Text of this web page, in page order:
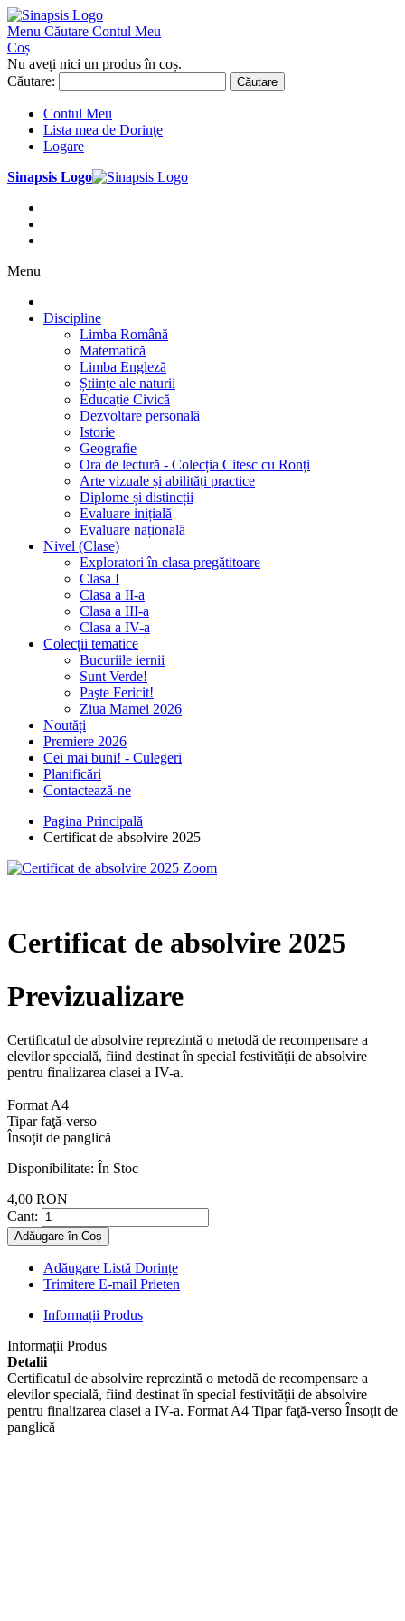
Menu Căutare Contul Meu
Coș
Nu aveți nici un produs în coș.
Căutare:
Căutare
Contul Meu
Lista mea de Dorinţe
Logare
Sinapsis Logo
Menu
Discipline
Limba Română
Matematică
Limba Engleză
Științe ale naturii
Educație Civică
Dezvoltare personală
Istorie
Geografie
Ora de lectură - Colecția Citesc cu Ronți
Arte vizuale și abilități practice
Diplome și distincții
Evaluare inițială
Evaluare națională
Nivel (Clase)
Exploratori în clasa pregătitoare
Clasa I
Clasa a II-a
Clasa a III-a
Clasa a IV-a
Colecții tematice
Bucuriile iernii
Sunt Verde!
Paşte Fericit!
Ziua Mamei 2026
Noutăți
Premiere 2026
Cei mai buni! - Culegeri
Planificări
Contactează-ne
Pagina Principală
Certificat de absolvire 2025
Zoom
Certificat de absolvire 2025
Previzualizare
Certificatul de absolvire reprezintă o metodă de recompensare a
elevilor specială, fiind destinat în special festivităţii de absolvire
pentru finalizarea clasei a IV-a.
Format A4
Tipar faţă-verso
Însoţit de panglică
Disponibilitate: În Stoc
4,00 RON
Cant:
Adăugare în Coș
Adăugare Listă Dorințe
Trimitere E-mail Prieten
Informații Produs
Informații Produs
Detalii
Certificatul de absolvire reprezintă o metodă de recompensare a
elevilor specială, fiind destinat în special festivităţii de absolvire
pentru finalizarea clasei a IV-a. Format A4 Tipar faţă-verso Însoţit de
panglică